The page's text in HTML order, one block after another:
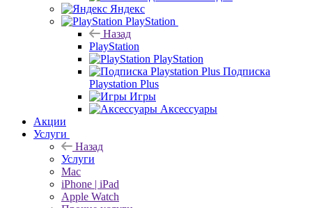
Яндекс
PlayStation
Назад
PlayStation
PlayStation
Подписка
Playstation Plus
Игры
Аксессуары
Акции
Услуги
Назад
Услуги
Mac
iPhone | iPad
Apple Watch